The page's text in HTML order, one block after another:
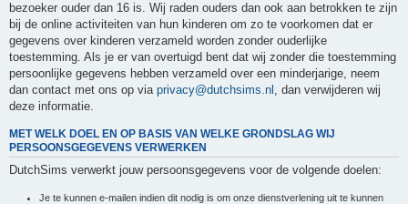
bezoeker ouder dan 16 is. Wij raden ouders dan ook aan betrokken te zijn
bij de online activiteiten van hun kinderen om zo te voorkomen dat er
gegevens over kinderen verzameld worden zonder ouderlijke
toestemming. Als je er van overtuigd bent dat wij zonder die toestemming
persoonlijke gegevens hebben verzameld over een minderjarige, neem
dan contact met ons op via privacy@dutchsims.nl , dan verwijderen wij
deze informatie.
MET WELK DOEL EN OP BASIS VAN WELKE GRONDSLAG WIJ
PERSOONSGEGEVENS VERWERKEN
DutchSims verwerkt jouw persoonsgegevens voor de volgende doelen:
Je te kunnen e-mailen indien dit nodig is om onze dienstverlening uit te kunnen